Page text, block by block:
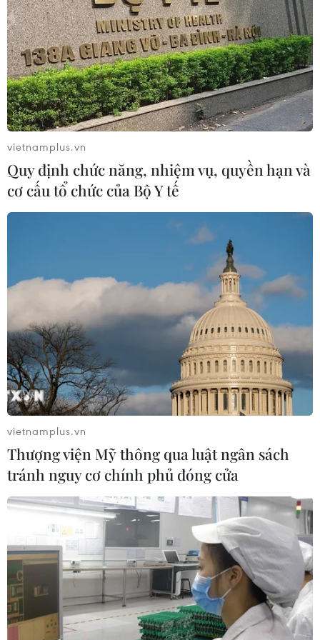
tác./.
(TTXVN/Vietnam+)
#Sở Giáo dục và Đào tạo Nghệ An
#Tát học sinh
#Đạo đức nhà giáo
#Cảnh cáo Nghệ An
Theo dõi VietnamPlus
TIN LIÊN QUAN
vietnamplus.vn
Quy định chức năng, nhiệm vụ, quyền hạn và
cơ cấu tổ chức của Bộ Y tế
vietnamplus.vn
Thượng viện Mỹ thông qua luật ngân sách
tránh nguy cơ chính phủ đóng cửa